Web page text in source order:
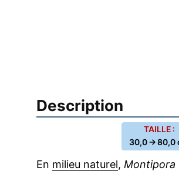
Description
TAILLE :
30,0 → 80,0
En milieu naturel, Montipora